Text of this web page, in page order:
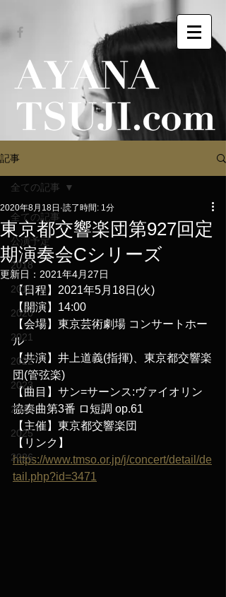
記事
全ての記事
公演予定
2018
2019
2020
2021
2022
2023
2024
2025
2026
全ての記事
東京都交響楽団第927回定
期演奏会Cシリーズ
2020年8月18日 読了時間: 1分
更新日： 2021年4月27日
【日程】2021年5月18日(火)
【開演】14:00
【会場】東京芸術劇場 コンサートホー
ル
【共演】井上道義(指揮)、東京都交響楽
団(管弦楽)
【曲目】サン=サーンス:ヴァイオリン
協奏曲第3番 ロ短調 op.61
【主催】東京都交響楽団
【リンク】
https://www.tmso.or.jp/j/concert/detail/de
tail.php?id=3471